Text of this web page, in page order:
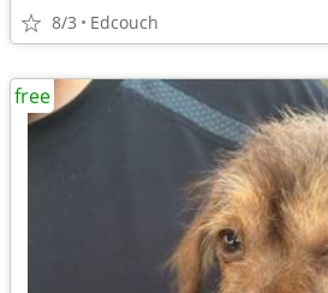
8/3 Edcouch
free